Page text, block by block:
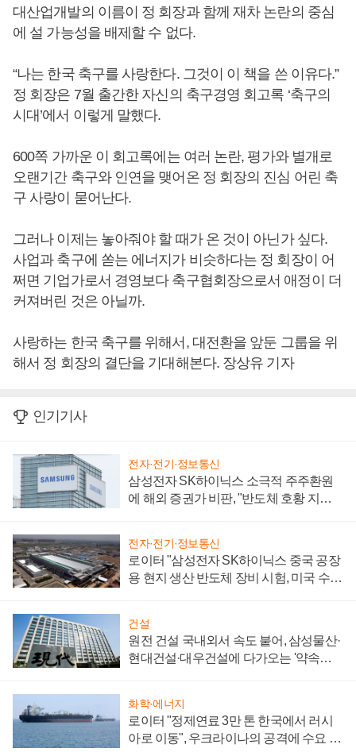
대산업개발의 이름이 정 회장과 함께 재차 논란의 중심
에 설 가능성을 배제할 수 없다.
“나는 한국 축구를 사랑한다. 그것이 이 책을 쓴 이유다.”
정 회장은 7월 출간한 자신의 축구경영 회고록 ‘축구의
시대’에서 이렇게 말했다.
600쪽 가까운 이 회고록에는 여러 논란, 평가와 별개로
오랜기간 축구와 인연을 맺어온 정 회장의 진심 어린 축
구 사랑이 묻어난다.
그러나 이제는 놓아줘야 할 때가 온 것이 아닌가 싶다.
사업과 축구에 쏟는 에너지가 비슷하다는 정 회장이 어
쩌면 기업가로서 경영보다 축구협회장으로서 애정이 더
커져버린 것은 아닐까.
사랑하는 한국 축구를 위해서, 대전환을 앞둔 그룹을 위
해서 정 회장의 결단을 기대해본다. 장상유 기자
인기기사
전자·전기·정보통신
삼성전자 SK하이닉스 소극적 주주환원
에 해외 증권가 비판, "반도체 호황 지속
전자·전기·정보통신
로이터 "삼성전자 SK하이닉스 중국 공장
용 현지 생산 반도체 장비 시험, 미국 수출
건설
원전 건설 국내외서 속도 붙어, 삼성물산·
현대건설·대우건설에 다가오는 '약속의
화학·에너지
로이터 "정제연료 3만 톤 한국에서 러시
아로 이동", 우크라이나의 공격에 수요 늘